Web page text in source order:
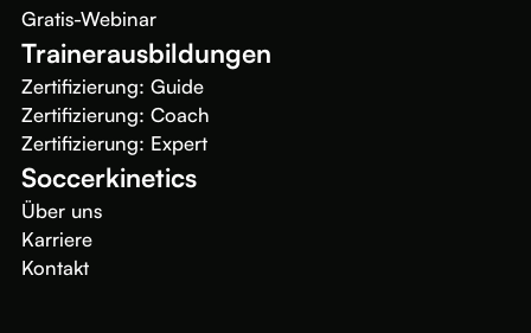
Gratis-Webinar
Trainerausbildungen
Zertifizierung: Guide
Zertifizierung: Coach
Zertifizierung: Expert
Soccerkinetics
Über uns
Karriere
Kontakt